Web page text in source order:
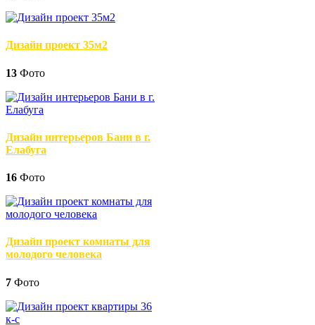
Дизайн проект 35м2
13 Фото
Дизайн интерьеров Бани в г.
Елабуга
16 Фото
Дизайн проект комнаты для
молодого человека
7 Фото